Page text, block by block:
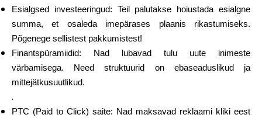
Võta meiega ühendust
Esialgsed investeeringud: Teil palutakse hoiustada esialgne
summa, et osaleda imepärases plaanis rikastumiseks.
Põgenege sellistest pakkumistest!
Finantspüramiidid: Nad lubavad tulu uute inimeste
värbamisega. Need struktuurid on ebaseaduslikud ja
mittejätkusuutlikud.
.
PTC (Paid to Click) saite: Nad maksavad reklaami kliki eest